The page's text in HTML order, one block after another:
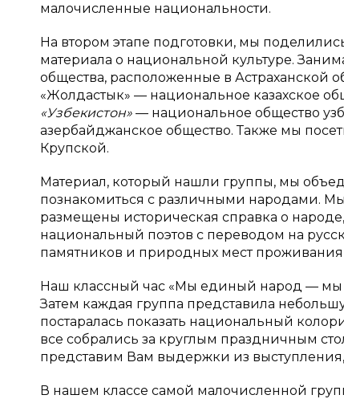
малочисленные национальности.
На втором этапе подготовки, мы
материала о национальной культуре.
общества, расположенные в Астраханской
«Жолдастык» — национальное казахское
«Узбекистон» — национальное общество
азербайджанское общество. Также мы
Крупской.
Материал, который нашли группы, мы
познакомиться с различными народами.
размещены историческая справка о
национальный поэтов с переводом на
памятников и природных мест проживания
Наш классный час «Мы единый народ — мы
Затем каждая группа представила
постаралась показать национальный
все собрались за круглым праздничным
представим Вам выдержки из
В нашем классе самой малочисленной